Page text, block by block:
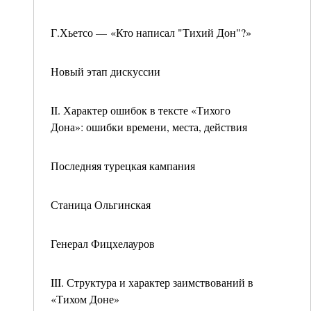
Г.Хьетсо — «Кто написал "Тихий Дон"?»
Новый этап дискуссии
II. Характер ошибок в тексте «Тихого
Дона»: ошибки времени, места, действия
Последняя турецкая кампания
Станица Ольгинская
Генерал Фицхелауров
III. Структура и характер заимствований в
«Тихом Доне»